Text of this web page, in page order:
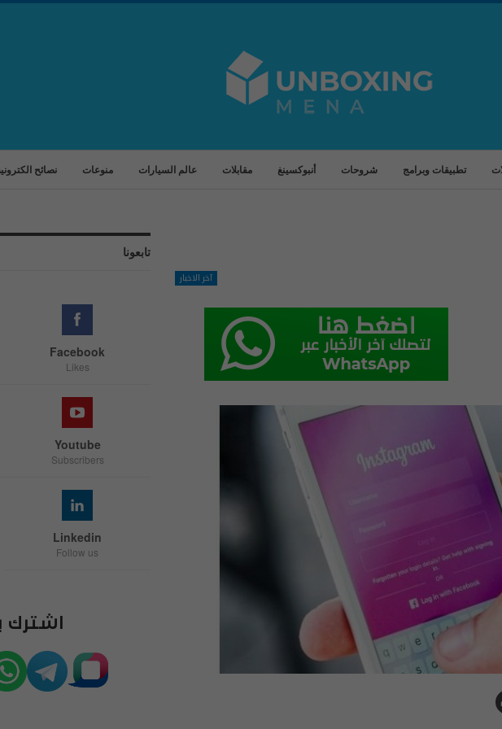
تطبيقات وبرامج شروحات أنبوكسينغ مقابلات عالم السيارات منوعات نصائح
آخر الاخبار
تابعونا
Facebook
Likes
Youtube
Subscribers
Linkedin
Follow us
اشترك